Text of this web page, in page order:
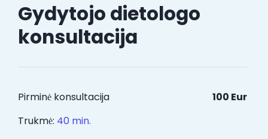
Gydytojo dietologo
konsultacija
Pirminė konsultacija
Trukmė: 40 min.
100 Eur